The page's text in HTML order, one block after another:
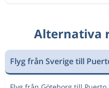
Alternativa
Flyg från Sverige till